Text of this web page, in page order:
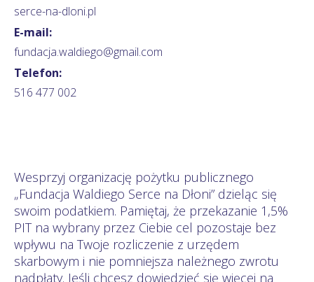
serce-na-dloni.pl
E-mail:
fundacja.waldiego@gmail.com
Telefon:
516 477 002
Wesprzyj organizację pożytku publicznego
„Fundacja Waldiego Serce na Dłoni” dzieląc się
swoim podatkiem. Pamiętaj, że przekazanie 1,5%
PIT na wybrany przez Ciebie cel pozostaje bez
wpływu na Twoje rozliczenie z urzędem
skarbowym i nie pomniejsza należnego zwrotu
nadpłaty. Jeśli chcesz dowiedzieć się więcej na